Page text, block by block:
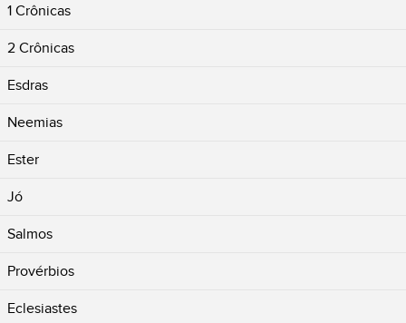
1 Crônicas
2 Crônicas
Esdras
Neemias
Ester
Jó
Salmos
Provérbios
Eclesiastes